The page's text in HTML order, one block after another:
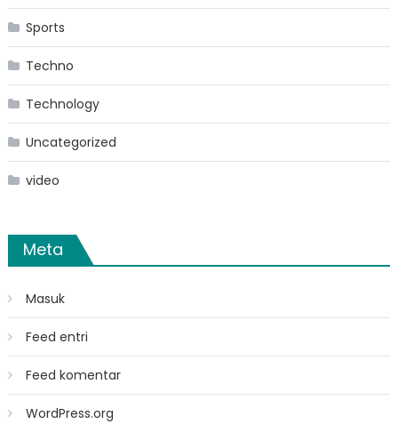
Sports
Techno
Technology
Uncategorized
video
Meta
Masuk
Feed entri
Feed komentar
WordPress.org